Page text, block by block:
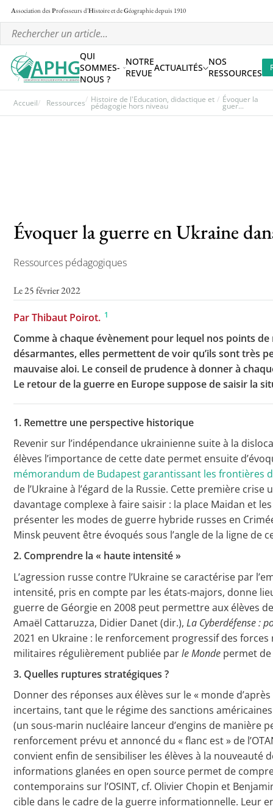
Association desProfesseurs d'Histoire et deGéographiedepuis 1910
QUI
SOMMES-
NOUS ?
NOTRE
REVUE ACTUALITÉS NOS
RESSOURCES
Accueil Ressources Histoire de l'Education, didactique et
pédagogie hors niveau
Évoquer la
guer...
Évoquer la guerre en Ukraine
Ressources pédagogiques
Le 25 février 2022
Par Thibaut Poirot. 1
Comme à chaque évènement pour lequel nos points
désarmantes, elles permettent de voir qu’ils sont très
mauvaise aloi. Le conseil de prudence à donner à
Le retour de la guerre en Europe suppose de saisir la
1. Remettre une perspective historique
Revenir sur l’indépendance ukrainienne suite à la
élèves l’importance de cette date permet ensuite
mémorandum de Budapest garantissant les frontières
de l’Ukraine à l’égard de la Russie. Cette première
davantage complexe à faire saisir : la place Maidan et
présenter les modes de guerre hybride russes en
Minsk peuvent être évoqués sous l’angle de la ligne de
2. Comprendre la « haute intensité »
L’agression russe contre l’Ukraine se caractérise par
intensité, pris en compte par les états-majors, donne
guerre de Géorgie en 2008 peut permettre aux élèves
Amaël Cattaruzza, Didier Danet (dir.),La Cyberdéfense :
2021 en Ukraine : le renforcement progressif des
militaires régulièrement publiée parle Monde permet de
3. Quelles ruptures stratégiques ?
Donner des réponses aux élèves sur le « monde
incertains, tant que le régime des sanctions
(un sous-marin nucléaire lanceur d’engins de manière
renforcement prévu et annoncé du « flanc est » de
convient enfin de sensibiliser les élèves à la nouveauté
informations glanées en open source permet de
contemporains sur l’OSINT, cf. Olivier Chopin et
cible dans le cadre de la guerre informationnelle. Leur